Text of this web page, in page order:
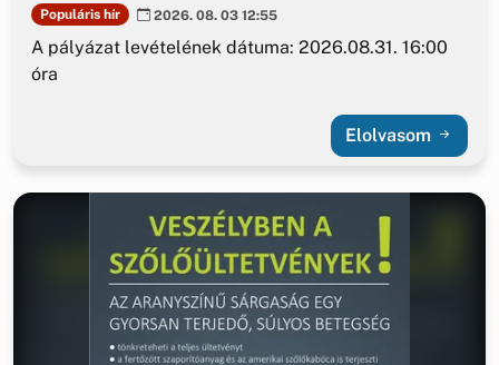
Populáris hír 2026. 08. 03 12:55
A pályázat levételének dátuma: 2026.08.31. 16:00
óra
Elolvasom